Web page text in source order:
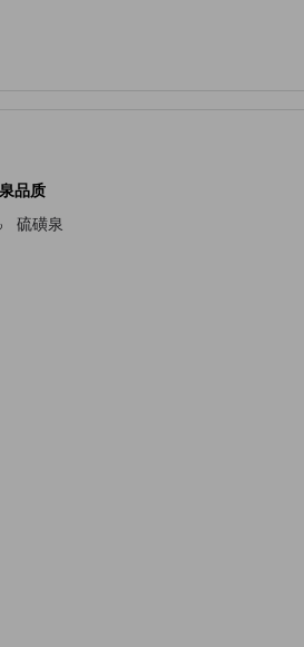
品质
硫磺泉